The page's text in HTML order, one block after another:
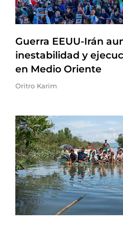
Guerra EEUU-Irán
inestabilidad y
en Medio Oriente
Oritro Karim